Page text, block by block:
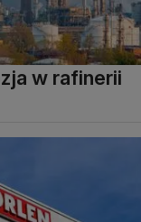
w rafinerii